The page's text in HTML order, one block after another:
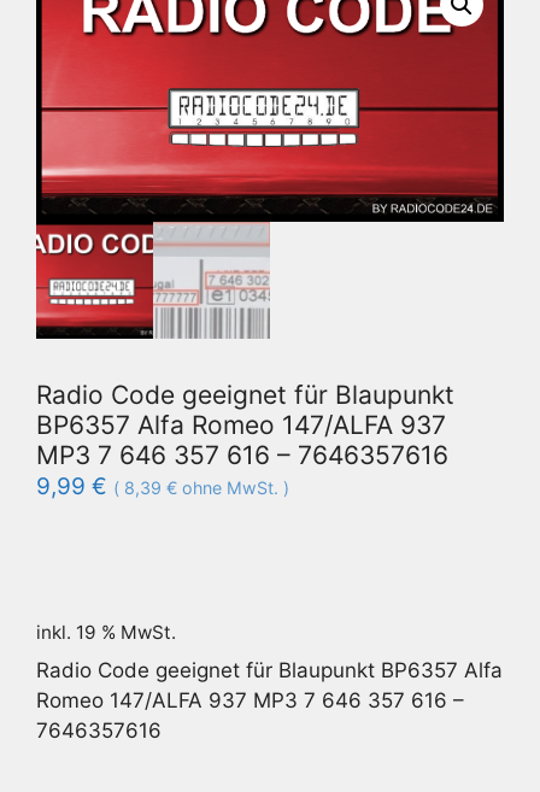
Radio Code geeignet für Blaupunkt
BP6357 Alfa Romeo 147/ALFA 937
MP3 7 646 357 616 – 7646357616
9,99 € ( 8,39 € ohne MwSt. )
inkl. 19 % MwSt.
Radio Code geeignet für Blaupunkt BP6357 Alfa
Romeo 147/ALFA 937 MP3 7 646 357 616 –
7646357616